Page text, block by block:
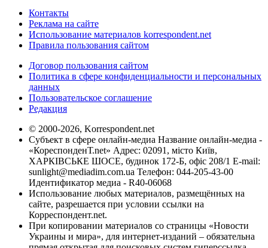
Контакты
Реклама на сайте
Использование материалов korrespondent.net
Правила пользования сайтом
Договор пользования сайтом
Политика в сфере конфиденциальности и персональных
данных
Пользовательское соглашение
Редакция
© 2000-2026, Korrespondent.net
Субъект в сфере онлайн-медиа Название онлайн-медиа -
«КореспонденТ.net» Адрес: 02091, місто Київ,
ХАРКІВСЬКЕ ШОСЕ, будинок 172-Б, офіс 208/1 E-mail:
sunlight@mediadim.com.ua Телефон: 044-205-43-00
Идентификатор медиа - R40-06068
Использование любых материалов, размещённых на
сайте, разрешается при условии ссылки на
Корреспондент.net.
При копировании материалов со страницы «Новости
Украины и мира», для интернет-изданий – обязательна